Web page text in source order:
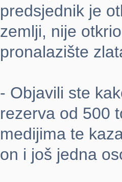
predsjednik je
zemlji, nije
pronalazište
- Objavili ste
rezerva od 500
medijima te
on i još jedna